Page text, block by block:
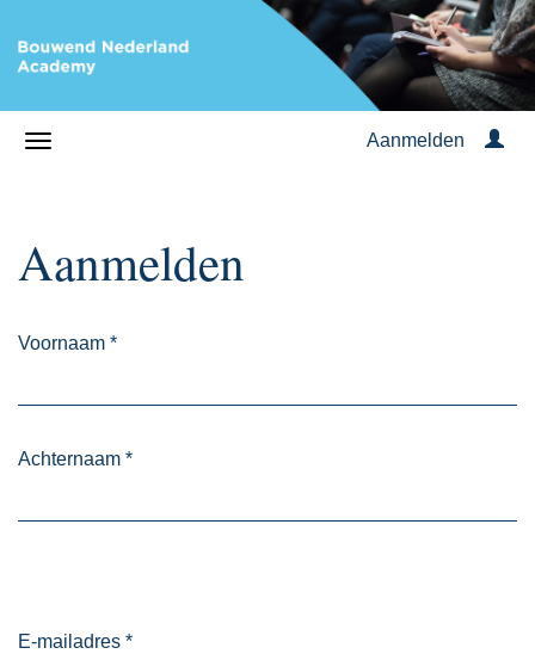
Aanmelden
Aanmelden
Voornaam *
Achternaam *
E-mailadres *